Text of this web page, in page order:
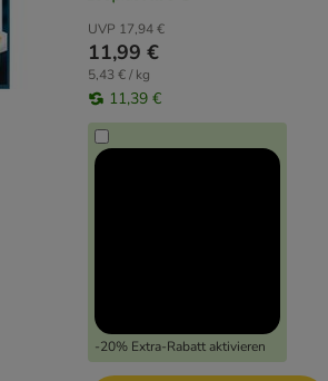
UVP 17,94 €
11,99 €
5,43 € / kg
11,39 €
-20% Extra-Rabatt aktivieren